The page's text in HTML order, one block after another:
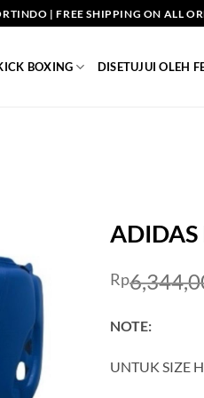
| FREE SHIPPING ON ALL
BOXING DISETUJUI OLEH
ADIDAS
Rp
NOTE:
UNTUK SIZE